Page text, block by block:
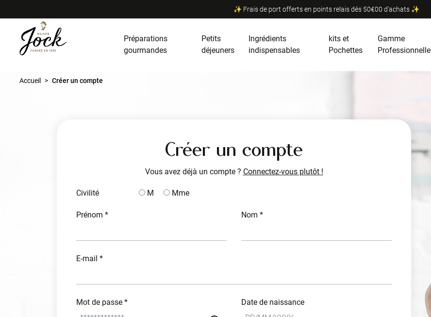
✨ Frais de port offerts en points relais dés 50€00 d'achats ✨
Préparations
gourmandes
Petits
déjeuners
Ingrédients
indispensables
kits et
Pochettes
Gamme
Professionnelle
Accueil Créer un compte
Créer un compte
Vous avez déjà un compte ? Connectez-vous plutôt !
Civilité M Mme
Prénom * Nom *
E-mail *
Mot de passe * Date de naissance